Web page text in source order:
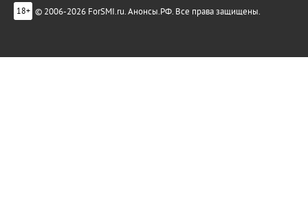
18+ © 2006-2026 ForSMI.ru. Анонсы.РФ. Все права защищены.